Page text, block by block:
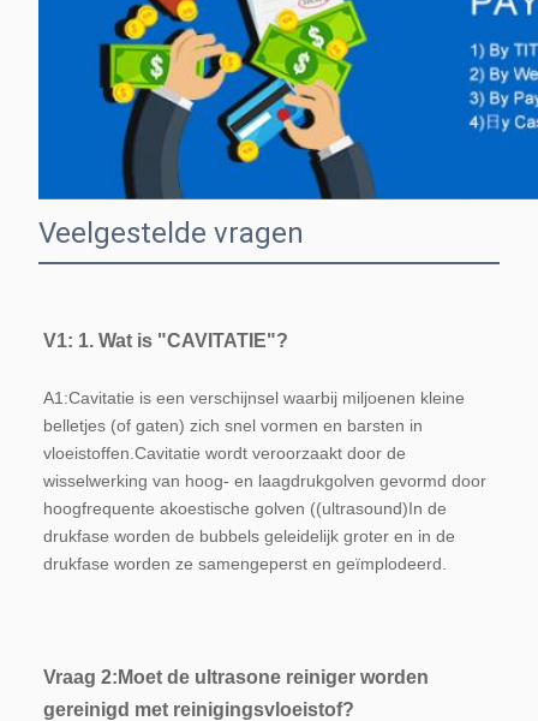
Veelgestelde vragen
V1: 1. Wat is "CAVITATIE"?
A1:Cavitatie is een verschijnsel waarbij miljoenen kleine
belletjes (of gaten) zich snel vormen en barsten in
vloeistoffen.Cavitatie wordt veroorzaakt door de
wisselwerking van hoog- en laagdrukgolven gevormd door
hoogfrequente akoestische golven ((ultrasound)In de
drukfase worden de bubbels geleidelijk groter en in de
drukfase worden ze samengeperst en geïmplodeerd.
Vraag 2: Moet de ultrasone reiniger worden
gereinigd met reinigingsvloeistof?